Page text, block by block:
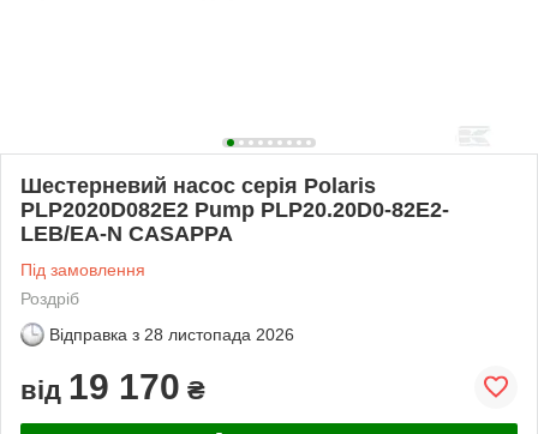
Шестерневий насос серія Polaris
PLP2020D082E2 Pump PLP20.20D0-82E2-
LEB/EA-N CASAPPA
Під замовлення
Роздріб
Відправка з 28 листопада 2026
від 19 170 ₴